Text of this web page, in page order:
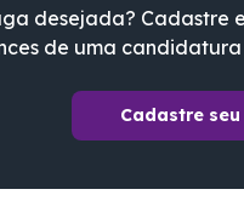
desejada? Cadastre
de uma candidatura
Cadastre